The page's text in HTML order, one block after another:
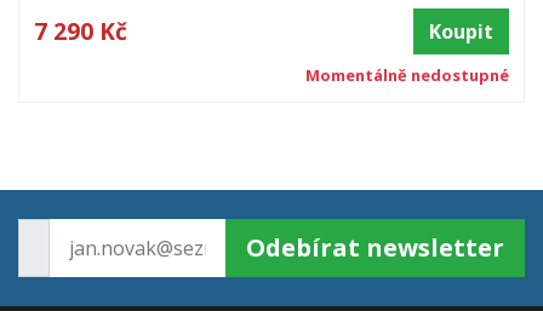
7 290 Kč Koupit
Momentálně nedostupné
Odebírat newsletter